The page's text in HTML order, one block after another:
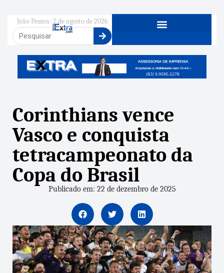
João Pessoa: 7 de agosto de 2026
Corinthians vence
Vasco e conquista
tetracampeonato da
Copa do Brasil
Publicado em: 22 de dezembro de 2025